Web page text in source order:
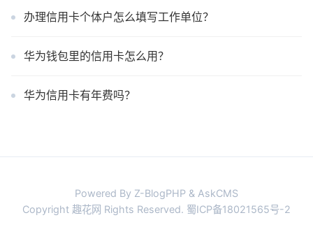
办理信用卡个体户怎么填写工作单位？
华为钱包里的信用卡怎么用？
华为信用卡有年费吗？
Powered By Z-BlogPHP & AskCMS
Copyright 趣花网 Rights Reserved. 蜀ICP备18021565号-2